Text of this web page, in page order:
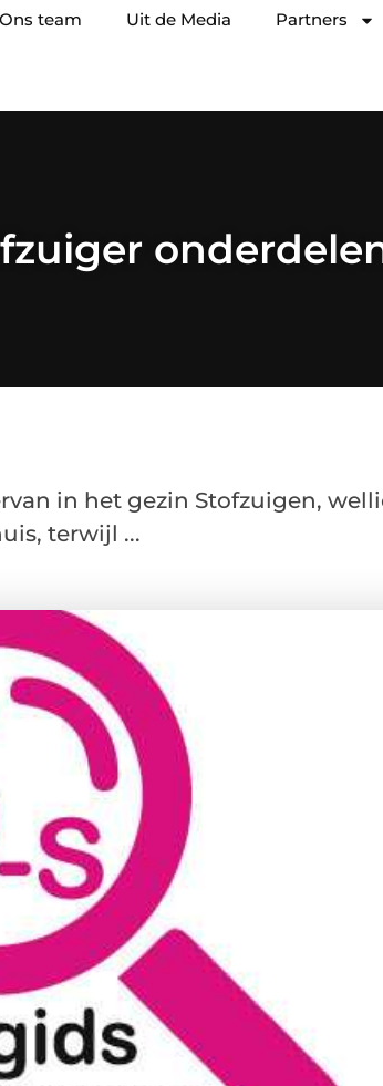
Ons team Uit de Media Partners
in het gezin Stofzuigen,
terwijl ...